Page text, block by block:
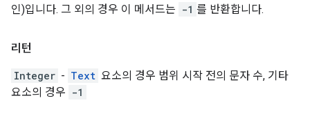
인)입니다. 그 외의 경우 이 메서드는 -1 를 반환합니다.
리턴
Integer - Text 요소의 경우 범위 시작 전의 문자 수, 기타
요소의 경우 -1